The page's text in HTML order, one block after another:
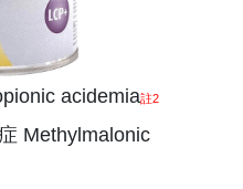
acidemia註2